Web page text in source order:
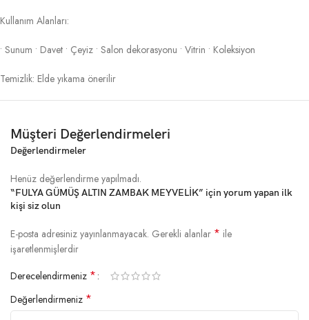
Kullanım Alanları:
• Sunum • Davet • Çeyiz • Salon dekorasyonu • Vitrin • Koleksiyon
Temizlik: Elde yıkama önerilir
Müşteri Değerlendirmeleri
Değerlendirmeler
Henüz değerlendirme yapılmadı.
“FULYA GÜMÜŞ ALTIN ZAMBAK MEYVELİK” için yorum yapan ilk
kişi siz olun
E-posta adresiniz yayınlanmayacak. Gerekli alanlar * ile
işaretlenmişlerdir
Derecelendirmeniz *
Değerlendirmeniz *